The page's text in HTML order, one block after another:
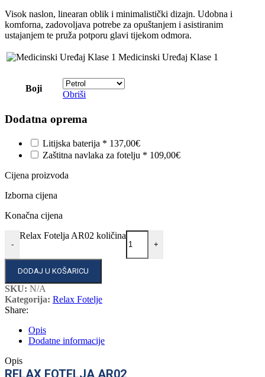
Visok naslon, linearan oblik i minimalistički dizajn. Udobna i
komforna, zadovoljava potrebe za opuštanjem i asistiranim
ustajanjem te pruža potporu glavi tijekom odmora.
Medicinski Uređaj Klase 1
Boji
Obriši
Dodatna oprema
Litijska baterija * 137,00€
Zaštitna navlaka za fotelju * 109,00€
Cijena proizvoda
Izborna cijena
Konačna cijena
-
Relax Fotelja AR02 količina
+
DODAJ U KOŠARICU
SKU: N/A
Kategorija: Relax Fotelje
Share:
Opis
Dodatne informacije
Opis
RELAX FOTELJA AR02